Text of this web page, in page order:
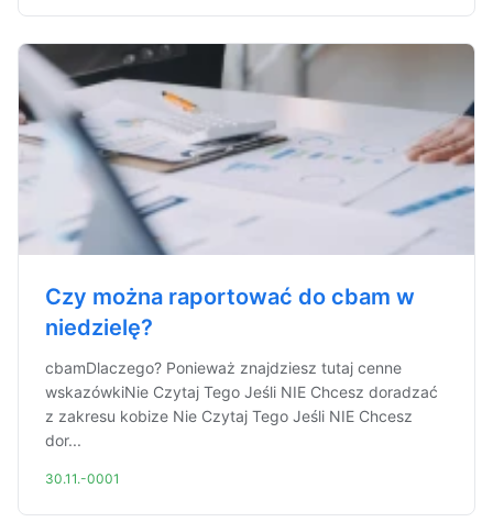
Czy można raportować do cbam w
niedzielę?
cbamDlaczego? Ponieważ znajdziesz tutaj cenne
wskazówkiNie Czytaj Tego Jeśli NIE Chcesz doradzać
z zakresu kobize Nie Czytaj Tego Jeśli NIE Chcesz
dor...
30.11.-0001